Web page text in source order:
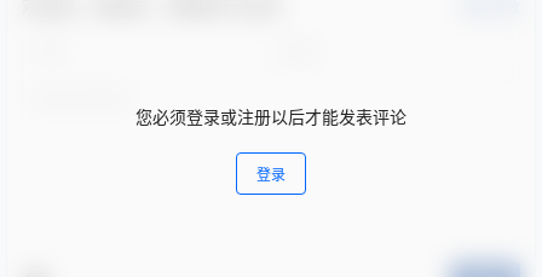
您必须登录或注册以后才能发表评论
登录